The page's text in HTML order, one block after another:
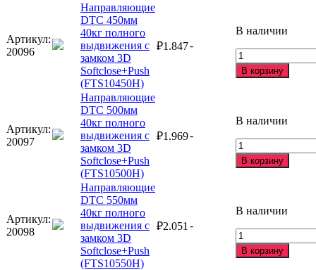
40кг
выдвижения
с
замком
(FTS10400H)
Артикул:
20096
Направляющие
DTC 450мм
40кг полного
выдвижения с
замком 3D
Softclose+Push
(FTS10450H)
₽1.847-
В наличии
Количество
товара
Направляющие
40кг
выдвижения
с
замком
(FTS10450H)
В корзину
Артикул:
20097
Направляющие
DTC 500мм
40кг полного
выдвижения с
замком 3D
Softclose+Push
(FTS10500H)
₽1.969-
В наличии
Количество
товара
Направляющие
40кг
выдвижения
с
замком
В корзину
Артикул:
20098
Направляющие
DTC 550мм
40кг полного
выдвижения с
замком 3D
Softclose+Push
(FTS10550H)
₽2.051 -
В наличии
Количество
товара
Направляющие
В корзину